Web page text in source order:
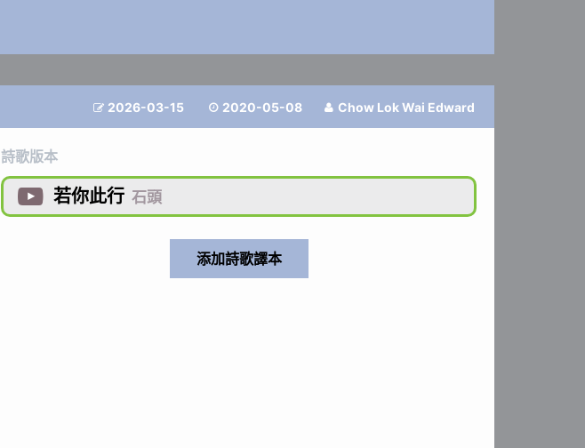
 2026-03-15  2020-05-08  Chow Lok Wai Edward
詩歌版本
 若你此行 石頭